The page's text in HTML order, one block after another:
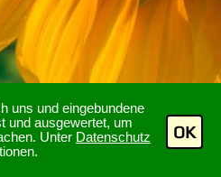
uns und eingebundene
und ausgewertet, um
Unter Datenschutz
OK